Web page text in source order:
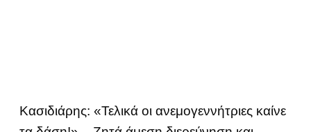
Κασιδιάρης: «Τελικά οι ανεμογεννήτριες καίνε